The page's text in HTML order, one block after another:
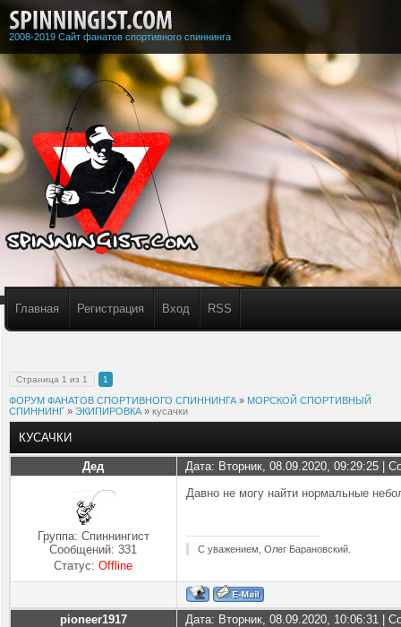
2008-2019 Сайт фанатов спортивного спиннинга
Главная Регистрация Вход RSS
Страница 1 из 1 1
ФОРУМ ФАНАТОВ СПОРТИВНОГО СПИННИНГА » МОРСКОЙ СПОРТИВНЫЙ
СПИННИНГ » ЭКИПИРОВКА » кусачки
КУСАЧКИ
Дед Дата: Вторник, 08.09.2020, 09:29:25 |
Группа: Спиннингист
Сообщений:331
Статус:Offline
Давно не могу найти нормальные
С уважением, Олег Барановский.
pioneer1917 Дата: Вторник, 08.09.2020, 10:06:31 |